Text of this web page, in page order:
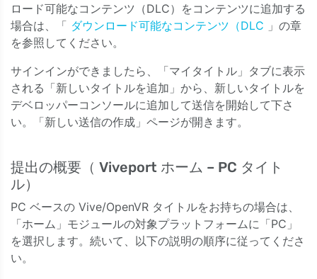
ロード可能なコンテンツ（DLC）をコンテンツに追加する
場合は、「 ダウンロード可能なコンテンツ（DLC 」の章
を参照してください。
サインインができましたら、「マイタイトル」タブに表示
される「新しいタイトルを追加」から、新しいタイトルを
デベロッパーコンソールに追加して送信を開始して下さ
い。「新しい送信の作成」ページが開きます。
提出の概要（ Viveport ホーム – PC タイト
ル）
PC ベースの Vive/OpenVR タイトルをお持ちの場合は、
「ホーム」モジュールの対象プラットフォームに「PC」
を選択します。続いて、以下の説明の順序に従ってくださ
い。